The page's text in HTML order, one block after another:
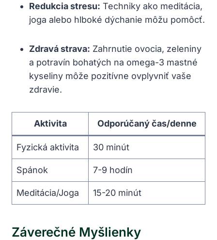
Redukcia stresu: Techniky ako meditácia,
joga alebo hlboké dýchanie môžu pomôcť.
Zdravá strava: Zahrnutie ovocia, zeleniny
a potravín bohatých na omega-3 mastné
kyseliny môže pozitívne ovplyvniť vaše
zdravie.
Aktivita Odporúčaný čas/denne
Fyzická aktivita 30 minút
Spánok 7-9 hodín
Meditácia/Joga 15-20 minút
Záverečné Myšlienky